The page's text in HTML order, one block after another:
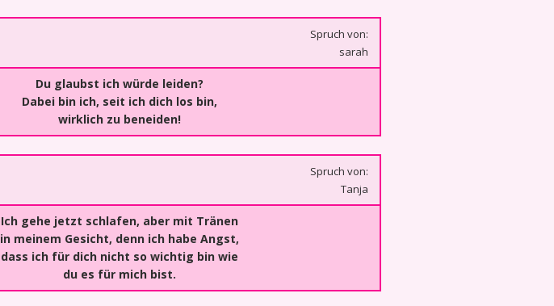
Spruch von:
sarah
Du glaubst ich würde leiden?
Dabei bin ich, seit ich dich los bin,
wirklich zu beneiden!
Spruch von:
Tanja
Ich gehe jetzt schlafen, aber mit Tränen
in meinem Gesicht, denn ich habe Angst,
dass ich für dich nicht so wichtig bin wie
du es für mich bist.